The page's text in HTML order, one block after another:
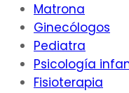
Matrona
Ginecólogos
Pediatra
Psicología
Fisioterapia